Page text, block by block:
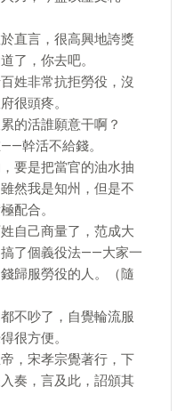
直言，很高興地誇獎
了，你去吧。
姓非常抗拒勞役，沒
很頭疼。
的活誰願意干啊？
幹活不給錢。
要是把當官的油水抽
然我是知州，但是不
配合。
自己商量了，范成大
了個義役法——大家一
歸服勞役的人。（隨
不吵了，自覺輪流服
很方便。
，宋孝宗覺著行，下
奏，言及此，詔頒其